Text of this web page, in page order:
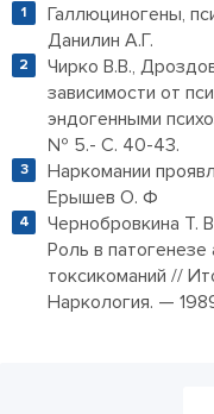
Галлюциногены,
Данилин А.Г.
Чирко В.В.,
зависимости от
эндогенными
№ 5.- С. 40-43.
Наркомании
Ерышев О. Ф
Чернобровкина Т.
Роль в патогенезе
токсикоманий //
Наркология. —